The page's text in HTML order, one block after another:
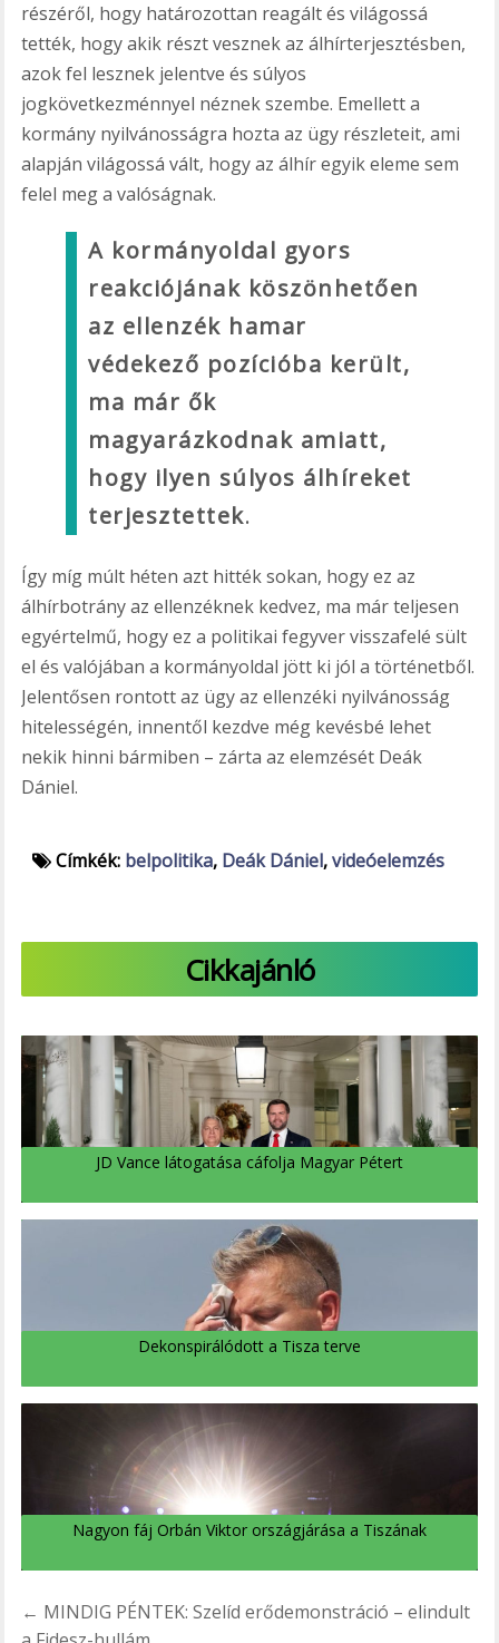
részéről, hogy határozottan reagált és világossá
tették, hogy akik részt vesznek az álhírterjesztésben,
azok fel lesznek jelentve és súlyos
jogkövetkezménnyel néznek szembe. Emellett a
kormány nyilvánosságra hozta az ügy részleteit, ami
alapján világossá vált, hogy az álhír egyik eleme sem
felel meg a valóságnak.
A kormányoldal gyors
reakciójának köszönhetően
az ellenzék hamar
védekező pozícióba került,
ma már ők
magyarázkodnak amiatt,
hogy ilyen súlyos álhíreket
terjesztettek.
Így míg múlt héten azt hitték sokan, hogy ez az
álhírbotrány az ellenzéknek kedvez, ma már teljesen
egyértelmű, hogy ez a politikai fegyver visszafelé sült
el és valójában a kormányoldal jött ki jól a történetből.
Jelentősen rontott az ügy az ellenzéki nyilvánosság
hitelességén, innentől kezdve még kevésbé lehet
nekik hinni bármiben – zárta az elemzését Deák
Dániel.
Címkék: belpolitika, Deák Dániel,videóelemzés
Cikkajánló
JD Vance látogatása cáfolja Magyar Pétert
Dekonspirálódott a Tisza terve
Nagyon fáj Orbán Viktor országjárása a Tiszának
Bejegyzés
← MINDIG PÉNTEK: Szelíd erődemonstráció – elindult